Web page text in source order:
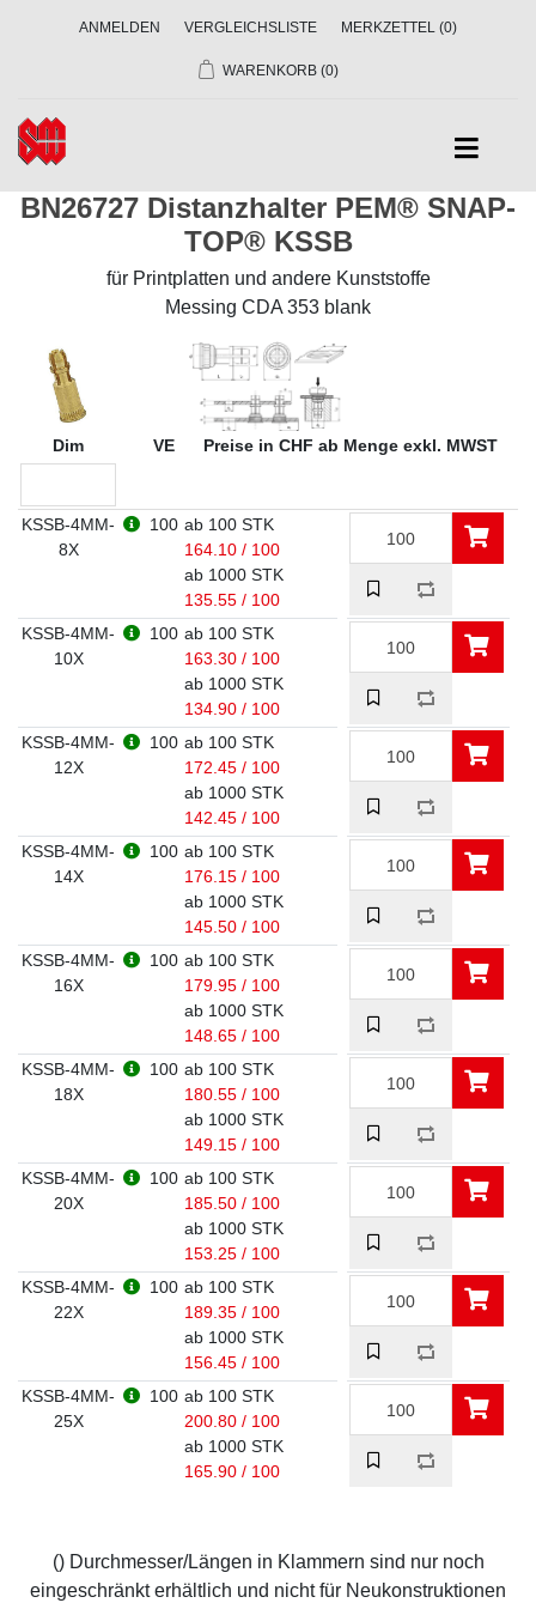
ANMELDEN VERGLEICHSLISTE MERKZETTEL (0)
WARENKORB (0)
BN26727 Distanzhalter PEM® SNAP-
TOP® KSSB
für Printplatten und andere Kunststoffe
Messing CDA 353 blank
Dim VE Preise in CHF ab Menge exkl. MWST
KSSB-4MM-
8X
100 ab 100 STK
164.10 / 100
ab 1000 STK
135.55 / 100
KSSB-4MM-
10X
100 ab 100 STK
163.30 / 100
ab 1000 STK
134.90 / 100
KSSB-4MM-
12X
100 ab 100 STK
172.45 / 100
ab 1000 STK
142.45 / 100
KSSB-4MM-
14X
100 ab 100 STK
176.15 / 100
ab 1000 STK
145.50 / 100
KSSB-4MM-
16X
100 ab 100 STK
179.95 / 100
ab 1000 STK
148.65 / 100
KSSB-4MM-
18X
100 ab 100 STK
180.55 / 100
ab 1000 STK
149.15 / 100
KSSB-4MM-
20X
100 ab 100 STK
185.50 / 100
ab 1000 STK
153.25 / 100
KSSB-4MM-
22X
100 ab 100 STK
189.35 / 100
ab 1000 STK
156.45 / 100
KSSB-4MM-
25X
100 ab 100 STK
200.80 / 100
ab 1000 STK
165.90 / 100
() Durchmesser/Längen in Klammern sind nur noch
eingeschränkt erhältlich und nicht für Neukonstruktionen